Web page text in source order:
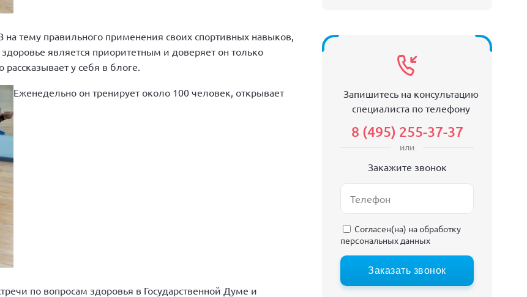
тему правильного применения своих спортивных навыков,
является приоритетным и доверяет он только
у себя в блоге.
Еженедельно он тренирует около 100 человек, открывает
по вопросам здоровья в Государственной Думе и
Запишитесь на консультацию
специалиста по телефону
8 (495) 255-37-37
или
Закажите звонок
Согласен(на) наобработку
персональных данных
Заказать звонок